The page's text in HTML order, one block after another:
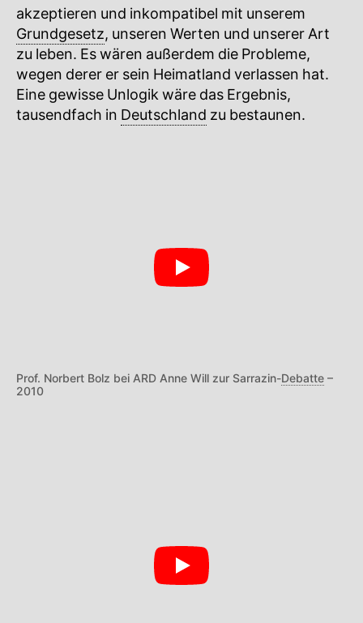
akzeptieren und inkompatibel mit unserem
Grundgesetz, unseren Werten und unserer Art
zu leben. Es wären außerdem die Probleme,
wegen derer er sein Heimatland verlassen hat.
Eine gewisse Unlogik wäre das Ergebnis,
tausendfach in Deutschland zu bestaunen.
Prof. Norbert Bolz bei ARD Anne Will zur Sarrazin-Debatte –
2010